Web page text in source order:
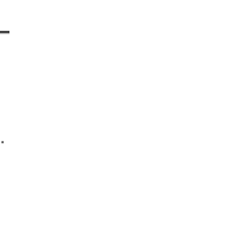
، أي أنها تثبت أن المتهم لم يرتكب الفعل، أو أن عناصر الجريمة غير مكتملة.